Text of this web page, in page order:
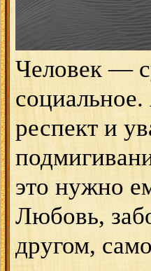
Человек —
респект и
это нужно
Любовь,
другом,